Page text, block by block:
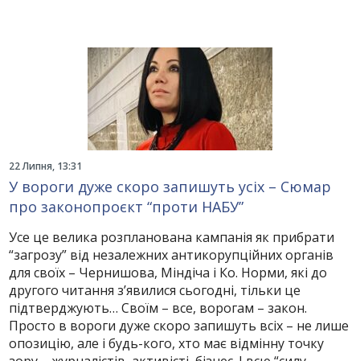
22 Липня, 13:31
У вороги дуже скоро запишуть усіх – Сюмар
про законопроєкт “проти НАБУ”
Усе це велика розпланована кампанія як прибрати
“загрозу” від незалежних антикорупційних органів
для своїх – Чернишова, Міндіча і Ко. Норми, які до
другого читання зʼявилися сьогодні, тільки це
підтверджують… Своїм – все, ворогам – закон.
Просто в вороги дуже скоро запишуть всіх – не лише
опозицію, але і будь-кого, хто має відмінну точку